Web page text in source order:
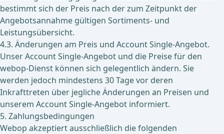
bestimmt sich der Preis nach der zum Zeitpunkt der
Angebotsannahme gültigen Sortiments- und
Leistungsübersicht.
4.3. Änderungen am Preis und Account Single-Angebot.
Unser Account Single-Angebot und die Preise für den
webop-Dienst können sich gelegentlich ändern. Sie
werden jedoch mindestens 30 Tage vor deren
Inkrafttreten über jegliche Änderungen an Preisen und
unserem Account Single-Angebot informiert.
5. Zahlungsbedingungen
Webop akzeptiert ausschließlich die folgenden